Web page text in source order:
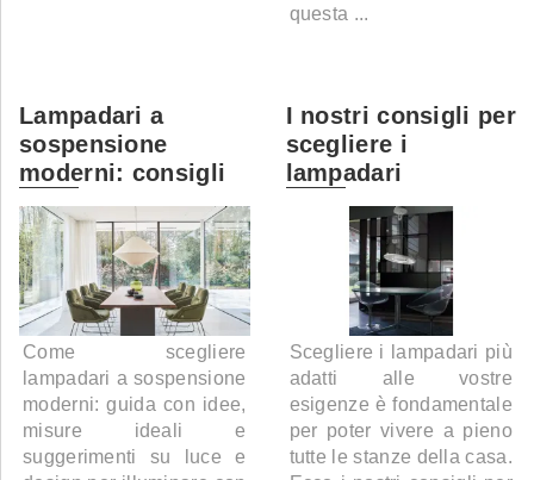
questa ...
Lampadari a
sospensione
moderni: consigli
Come scegliere
lampadari a sospensione
moderni: guida con idee,
misure ideali e
suggerimenti su luce e
I nostri consigli per
scegliere i
lampadari
Scegliere i lampadari più
adatti alle vostre
esigenze è fondamentale
per poter vivere a pieno
tutte le stanze della casa.